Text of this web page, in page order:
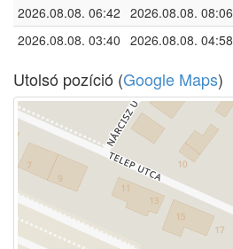
2026.08.08. 06:42 2026.08.08. 08:06
2026.08.08. 03:40 2026.08.08. 04:58
Utolsó pozíció (Google Maps)